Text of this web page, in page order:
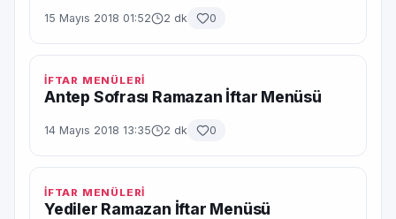
15 Mayıs 2018 01:52 2 dk 0
İFTAR MENÜLERİ
Antep Sofrası Ramazan İftar Menüsü
14 Mayıs 2018 13:35 2 dk 0
İFTAR MENÜLERİ
Yediler Ramazan İftar Menüsü